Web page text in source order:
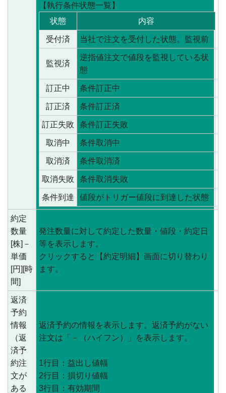
【執行条件状態一覧】
状態
内容
受付済 当社で注文を受付した状態。監視前
監視済
逆指値注文で値段を監視している状
態
訂正中 条件訂正中
訂正済 条件訂正済
訂正失敗 条件訂正失敗
取消中 条件取消中
取消済 条件取消済
取消失敗 条件取消失敗
条件到達 値段がトリガー値段に到達した状態
約定
数量
[株]－
単価
[円][時
間]
発注数量に対して約定した数量・値段・約定日
等を表示します。
クリックすると【約定明細】画面に切り替わり
ます。
返済
予約
情報
（返
済予
約注
文が
ある
返済予約の情報を表示します。返済予約がない
注文は「－（ハイフン）」を表示します。
1行目：益出し値幅
2行目：損切り値幅
3行目：有効期間